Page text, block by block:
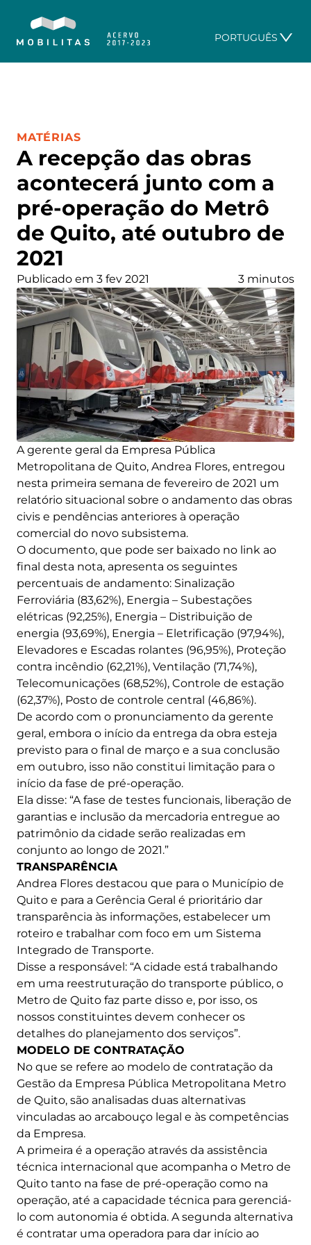
PORTUGUÊS
A recepção das obras
acontecerá junto com a
pré-operação do Metrô
de Quito, até outubro de
2021
CATEGORIA:
MATÉRIAS
Publicado em 3 fev 2021 3 minutos
A gerente geral da Empresa Pública
Metropolitana de Quito, Andrea Flores, entregou
nesta primeira semana de fevereiro de 2021 um
relatório situacional sobre o andamento das obras
civis e pendências anteriores à operação
comercial do novo subsistema.
O documento, que pode ser baixado no link ao
final desta nota, apresenta os seguintes
percentuais de andamento: Sinalização
Ferroviária (83,62%), Energia – Subestações
elétricas (92,25%), Energia – Distribuição de
energia (93,69%), Energia – Eletrificação (97,94%),
Elevadores e Escadas rolantes (96,95%), Proteção
contra incêndio (62,21%), Ventilação (71,74%),
Telecomunicações (68,52%), Controle de estação
(62,37%), Posto de controle central (46,86%).
De acordo com o pronunciamento da gerente
geral, embora o início da entrega da obra esteja
previsto para o final de março e a sua conclusão
em outubro, isso não constitui limitação para o
início da fase de pré-operação.
Ela disse: “A fase de testes funcionais, liberação de
garantias e inclusão da mercadoria entregue ao
patrimônio da cidade serão realizadas em
conjunto ao longo de 2021.”
TRANSPARÊNCIA
Andrea Flores destacou que para o Município de
Quito e para a Gerência Geral é prioritário dar
transparência às informações, estabelecer um
roteiro e trabalhar com foco em um Sistema
Integrado de Transporte.
Disse a responsável: “A cidade está trabalhando
em uma reestruturação do transporte público, o
Metro de Quito faz parte disso e, por isso, os
nossos constituintes devem conhecer os
detalhes do planejamento dos serviços”.
MODELO DE CONTRATAÇÃO
No que se refere ao modelo de contratação da
Gestão da Empresa Pública Metropolitana Metro
de Quito, são analisadas duas alternativas
vinculadas ao arcabouço legal e às competências
da Empresa.
A primeira é a operação através da assistência
técnica internacional que acompanha o Metro de
Quito tanto na fase de pré-operação como na
operação, até a capacidade técnica para gerenciá-
lo com autonomia é obtida. A segunda alternativa
é contratar uma operadora para dar início ao